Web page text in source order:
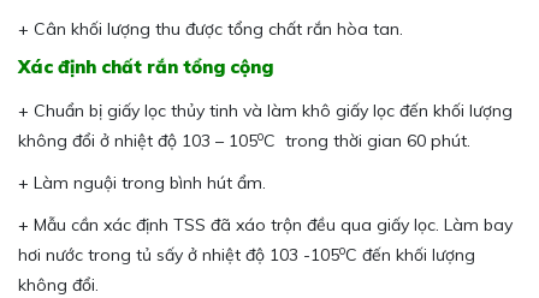
+ Cân khối lượng thu được tổng chất rắn hòa tan.
Xác định chất rắn tổng cộng
+ Chuẩn bị giấy lọc thủy tinh và làm khô giấy lọc đến khối lượng
không đổi ở nhiệt độ 103 – 105oC trong thời gian 60 phút.
+ Làm nguội trong bình hút ẩm.
+ Mẫu cần xác định TSS đã xáo trộn đều qua giấy lọc. Làm bay
hơi nước trong tủ sấy ở nhiệt độ 103 -105oC đến khối lượng
không đổi.